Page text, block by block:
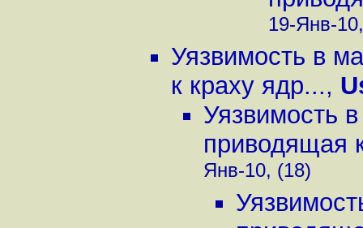
19-Янв-
Уязвимость в
к краху ядр...,
Уязвимость
приводящая
Янв-10, (18)